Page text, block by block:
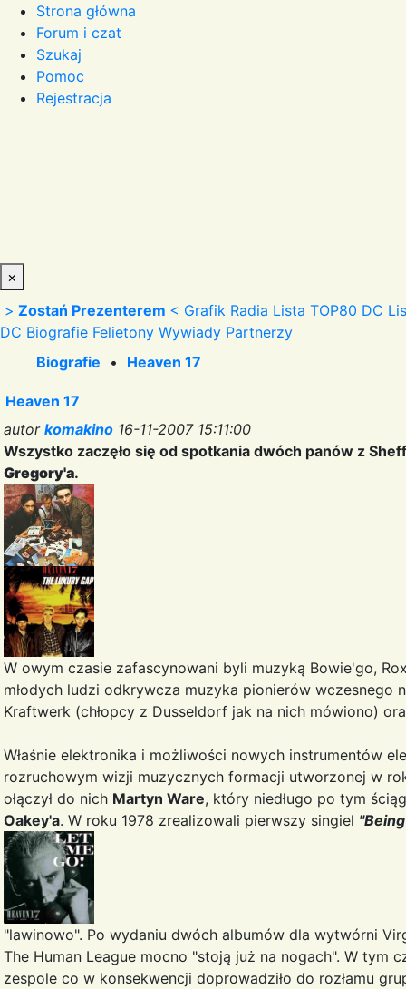
Strona główna
Forum i czat
Szukaj
Pomoc
Rejestracja
×
> Zostań Prezenterem < Grafik Radia Lista TOP80 DC
DC Biografie Felietony Wywiady Partnerzy
Biografie • Heaven 17
Heaven 17
autor komakino 16-11-2007 15:11:00
Wszystko zaczęło się od spotkania dwóch panów z
Gregory'a.
W owym czasie zafascynowani byli muzyką Bowie'go,
młodych ludzi odkrywcza muzyka pionierów wczesnego
Kraftwerk (chłopcy z Dusseldorf jak na nich mówiono)
Właśnie elektronika i możliwości nowych instrumentów
rozruchowym wizji muzycznych formacji utworzonej w
ołączył do nich Martyn Ware, który niedługo po tym
Oakey'a. W roku 1978 zrealizowali pierwszy singiel
"lawinowo". Po wydaniu dwóch albumów dla wytwórni
The Human League mocno "stoją już na nogach". W tym
zespole co w konsekwencji doprowadziło do rozłamu